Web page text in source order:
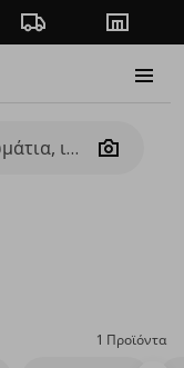
Πορεία παραγγελίας
Camera
1 Προϊόντα